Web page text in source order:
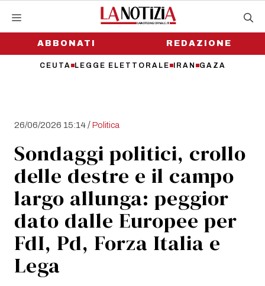
contenutoABBONATI
CEUTA LEGGE ELETTORALE IRAN GAZA
REDAZIONE
26/06/2026 15:14/Politica
Sondaggi politici, crollo
delle destre e il campo
largo allunga: peggior
dato dalle Europee per
FdI, Pd, Forza Italia e
Lega